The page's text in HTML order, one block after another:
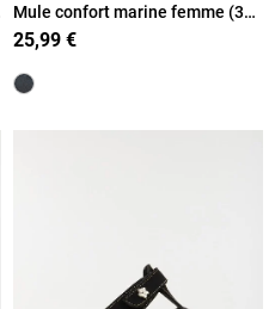
Mule confort marine femme (36-
41)
25,99 €